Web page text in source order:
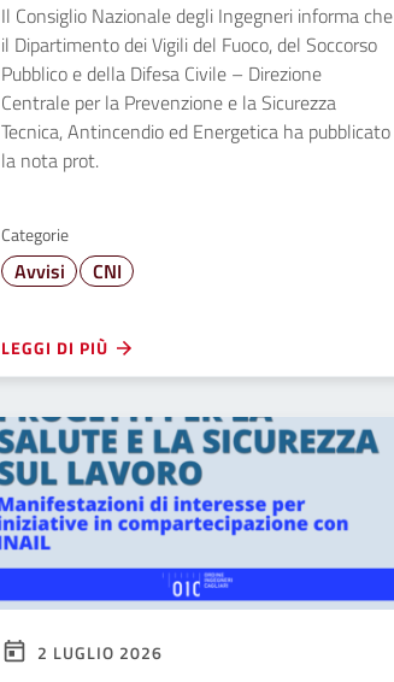
Il Consiglio Nazionale degli Ingegneri informa che
il Dipartimento dei Vigili del Fuoco, del Soccorso
Pubblico e della Difesa Civile – Direzione
Centrale per la Prevenzione e la Sicurezza
Tecnica, Antincendio ed Energetica ha pubblicato
la nota prot.
Categorie
Avvisi CNI
LEGGI DI PIÙ
2 LUGLIO 2026